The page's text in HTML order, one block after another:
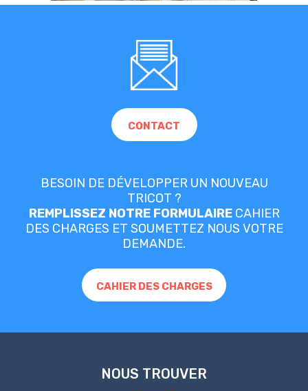
CONTACT
BESOIN DE DÉVELOPPER UN NOUVEAU
TRICOT ?
REMPLISSEZ NOTRE FORMULAIRECAHIER
DES CHARGES ET SOUMETTEZ NOUS VOTRE
DEMANDE.
CAHIER DES CHARGES
NOUS TROUVER